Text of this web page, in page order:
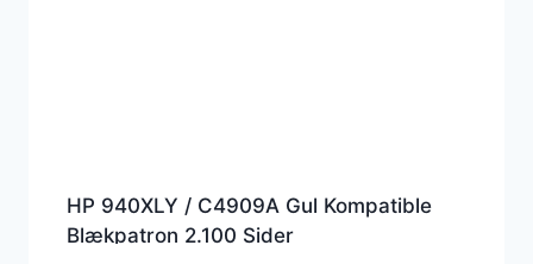
HP 940XLY / C4909A Gul Kompatible
Blækpatron 2.100 Sider